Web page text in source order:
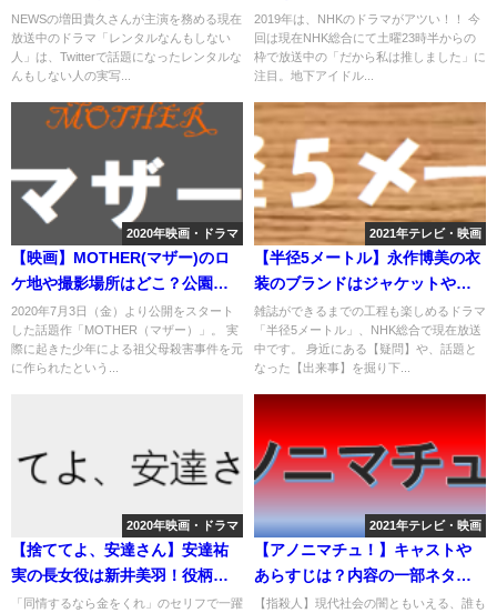
プは購入できるか？
NEWSの増田貴久さんが主演を務める現在
放送中のドラマ「レンタルなんもしない
人」は、Twitterで話題になったレンタルな
んもしない人の実写...
先生とは？
2019年は、NHKのドラマがアツい！！ 今
回は現在NHK総合にて土曜23時半からの
枠で放送中の「だから私は推しました」に
注目。地下アイドル...
2020年映画・ドラマ
【映画】MOTHER(マザー)のロ
ケ地や撮影場所はどこ？公園や
神社など
2020年7月3日（金）より公開をスタート
した話題作「MOTHER（マザー）」。 実
際に起きた少年による祖父母殺害事件を元
に作られたという...
2021年テレビ・映画
【半径5メートル】永作博美の衣
装のブランドはジャケットやペ
ンダントなど
雑誌ができるまでの工程も楽しめるドラマ
「半径5メートル」、NHK総合で現在放送
中です。 身近にある【疑問】や、話題と
なった【出来事】を掘り下...
2020年映画・ドラマ
【捨ててよ、安達さん】安達祐
実の長女役は新井美羽！役柄や
他出演作品は？
「同情するなら金をくれ」のセリフで一躍
2021年テレビ・映画
【アノニマチュ！】キャストや
あらすじは？内容の一部ネタバ
レも？
【指殺人】現代社会の闇ともいえる、誰も